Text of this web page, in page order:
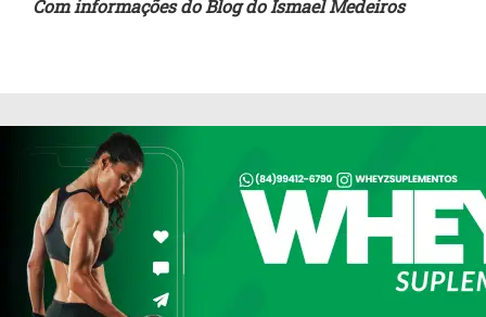
Com informações do Blog do Ismael Medeiros